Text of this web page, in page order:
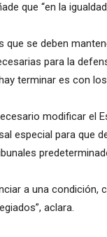
que “en la
se deben
para la
terminar es con
modificar el
especial para que
a una
aclara.